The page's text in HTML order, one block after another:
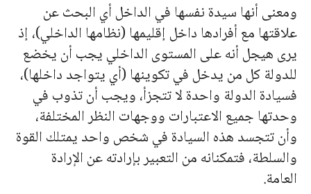
ومعنى أنها سيدة نفسها في الداخل أي البحث عن
علاقتها مع أفرادها داخل إقليمها (نظامها الداخلي)، إذ
يرى هيجل أنه على المستوى الداخلي يجب أن يخضع
للدولة كل من يدخل في تكوينها (أي يتواجد داخلها)،
فسيادة الدولة واحدة لا تتجزأ، ويجب أن تذوب في
وحدتها جميع الاعتبارات ووجهات النظر المختلفة،
وأن تتجسد هذه السيادة في شخص واحد يمتلك القوة
والسلطة، فتمكنانه من التعبير بإرادته عن الإرادة
العامة.